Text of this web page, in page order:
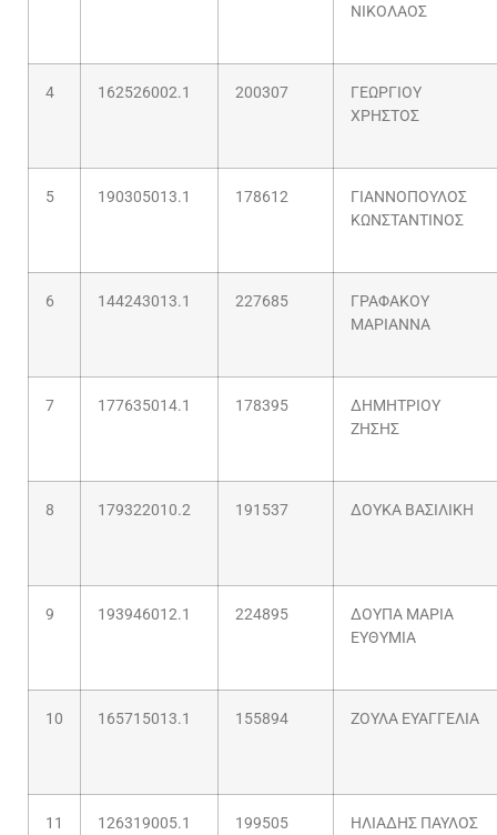
ΝΙΚΟΛΑΟΣ
4 162526002.1 200307
ΓΕΩΡΓΙΟΥ
ΧΡΗΣΤΟΣ
5 190305013.1 178612
ΓΙΑΝΝΟΠΟΥΛΟΣ
ΚΩΝΣΤΑΝΤΙΝΟΣ
6 144243013.1 227685
ΓΡΑΦΑΚΟΥ
ΜΑΡΙΑΝΝΑ
7 177635014.1 178395
ΔΗΜΗΤΡΙΟΥ
ΖΗΣΗΣ
8 179322010.2 191537 ΔΟΥΚΑ ΒΑΣΙΛΙΚΗ
9 193946012.1 224895
ΔΟΥΠΑ ΜΑΡΙΑ
ΕΥΘΥΜΙΑ
10 165715013.1 155894 ΖΟΥΛΑ ΕΥΑΓΓΕΛΙΑ
11 126319005.1 199505 ΗΛΙΑΔΗΣ ΠΑΥΛΟΣ